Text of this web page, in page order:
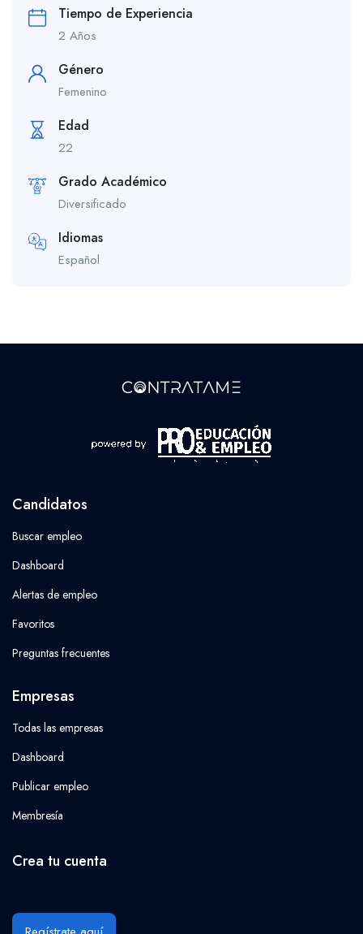
Tiempo de Experiencia
2 Años
Género
Femenino
Edad
22
Grado Académico
Diversificado
Idiomas
Español
Candidatos
Buscar empleo
Dashboard
Alertas de empleo
Favoritos
Preguntas frecuentes
Empresas
Todas las empresas
Dashboard
Publicar empleo
Membresía
Crea tu cuenta